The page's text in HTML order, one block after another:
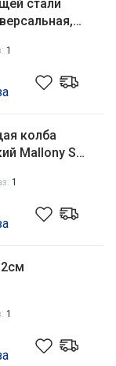
стали
1
Mallony SA-
1
1